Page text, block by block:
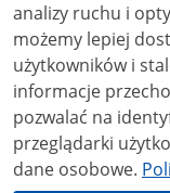
analizy ruchu i
możemy lepiej
użytkowników i stale
informacje
pozwalać na
przeglądarki
dane osobowe.